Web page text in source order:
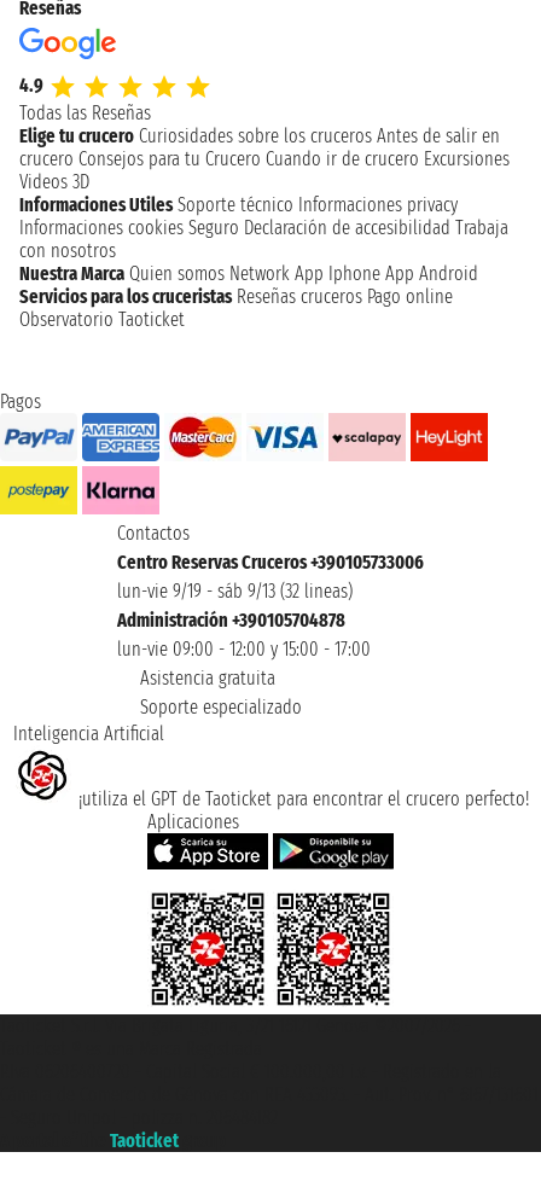
Reseñas
4.9
Todas las Reseñas
Elige tu crucero Curiosidades sobre los cruceros Antes de salir en
crucero Consejos para tu Crucero Cuando ir de crucero Excursiones
Videos 3D
Informaciones Utiles Soporte técnico Informaciones privacy
Informaciones cookies Seguro Declaración de accesibilidad Trabaja
con nosotros
Nuestra Marca Quien somos Network App Iphone App Android
Servicios para los cruceristas Reseñas cruceros Pago online
Observatorio Taoticket
Pagos
Contactos
Centro Reservas Cruceros +390105733006
lun-vie 9/19 - sáb 9/13 (32 lineas)
Administración +390105704878
lun-vie 09:00 - 12:00 y 15:00 - 17:00
Asistencia gratuita
Soporte especializado
Inteligencia Artificial
¡utiliza el GPT de Taoticket para encontrar el crucero perfecto!
Aplicaciones
Taoticket